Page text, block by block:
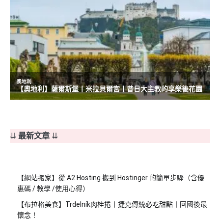
⇊ 最新文章 ⇊
【網站搬家】從 A2 Hosting 搬到 Hostinger 的簡單步驟（含優
惠碼 / 教學 /使用心得）
【布拉格美食】Trdelník肉桂捲丨捷克傳統必吃甜點丨回國後最
懷念！